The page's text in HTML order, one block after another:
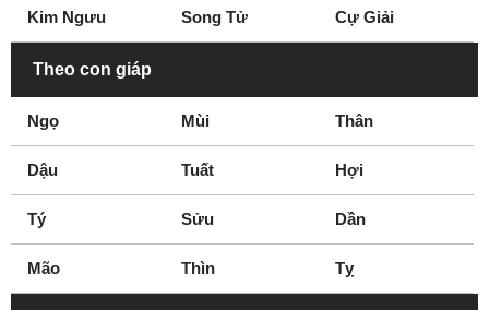
Kim Ngưu Song Tử Cự Giải
Theo con giáp
Ngọ Mùi Thân
Dậu Tuất Hợi
Tý Sửu Dần
Mão Thìn Tỵ